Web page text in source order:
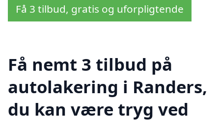
Få 3 tilbud, gratis og uforpligtende
Få nemt 3 tilbud på
autolakering i Randers,
du kan være tryg ved